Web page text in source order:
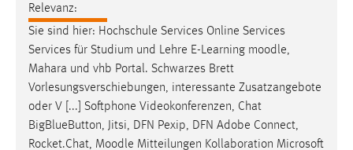
Relevanz:
Sie sind hier: Hochschule Services Online Services
Services für Studium und Lehre E-Learning moodle,
Mahara und vhb Portal. Schwarzes Brett
Vorlesungsverschiebungen, interessante Zusatzangebote
oder V [...] Softphone Videokonferenzen, Chat
BigBlueButton, Jitsi, DFN Pexip, DFN Adobe Connect,
Rocket.Chat, Moodle Mitteilungen Kollaboration Microsoft
Performance
Name:
Zweck:
Für performante Seitenauslieferung wird in diesem Cookie
gespeichert, ob man eingeloggt ist.